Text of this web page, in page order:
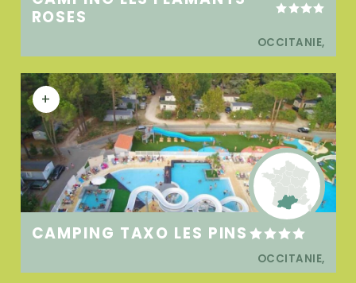
ROSES
OCCITANIE,
+
CAMPING TAXO LES PINS
OCCITANIE,